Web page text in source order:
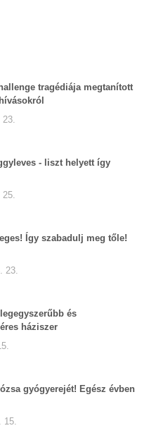
tragédiája megtanított
23.
- liszt helyett így
25.
Így szabadulj meg tőle!
23.
és
háziszer
gyógyerejét! Egész évben
15.